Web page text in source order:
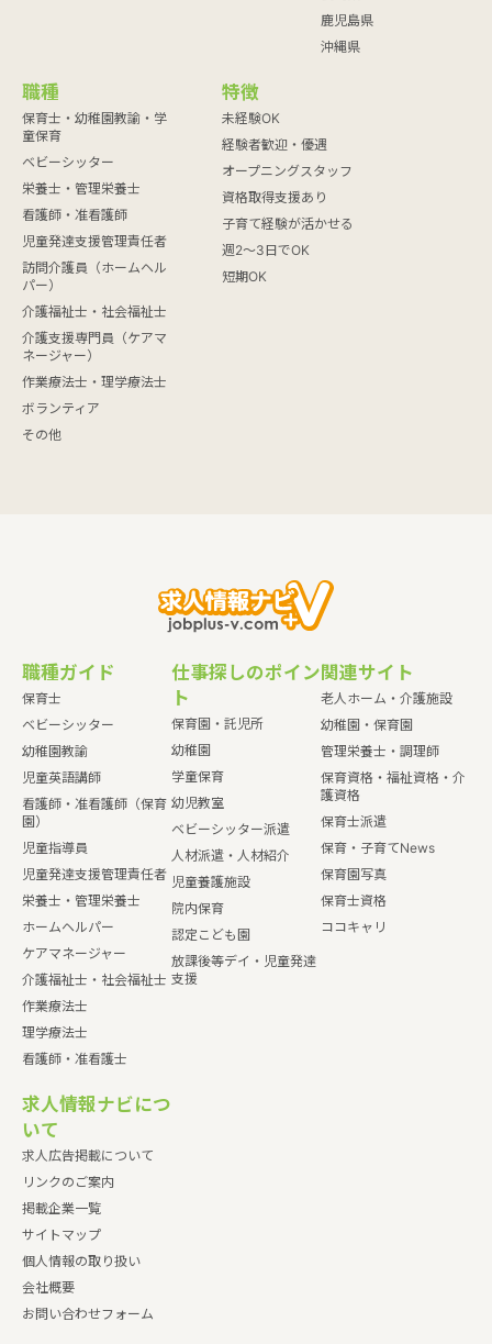
鹿児島県
沖縄県
職種
保育士・幼稚園教諭・学
童保育
ベビーシッター
栄養士・管理栄養士
看護師・准看護師
児童発達支援管理責任者
訪問介護員（ホームヘル
パー）
介護福祉士・社会福祉士
介護支援専門員（ケアマ
ネージャー）
作業療法士・理学療法士
ボランティア
その他
特徴
未経験OK
経験者歓迎・優遇
オープニングスタッフ
資格取得支援あり
子育て経験が活かせる
週2～3日でOK
短期OK
職種ガイド
保育士
ベビーシッター
幼稚園教諭
児童英語講師
看護師・准看護師（保育
園）
児童指導員
児童発達支援管理責任者
栄養士・管理栄養士
ホームヘルパー
ケアマネージャー
介護福祉士・社会福祉士
作業療法士
理学療法士
看護師・准看護士
仕事探しのポイン
ト
保育園・託児所
幼稚園
学童保育
幼児教室
ベビーシッター派遣
人材派遣・人材紹介
児童養護施設
院内保育
認定こども園
放課後等デイ・児童発達
支援
関連サイト
老人ホーム・介護施設
幼稚園・保育園
管理栄養士・調理師
保育資格・福祉資格・介
護資格
保育士派遣
保育・子育てNews
保育園写真
保育士資格
ココキャリ
求人情報ナビにつ
いて
求人広告掲載について
リンクのご案内
掲載企業一覧
サイトマップ
個人情報の取り扱い
会社概要
お問い合わせフォーム